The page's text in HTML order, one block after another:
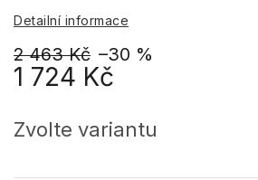
2 463 Kč –30 %
1 724 Kč
cena:
Zvolte variantu
Detailní informace